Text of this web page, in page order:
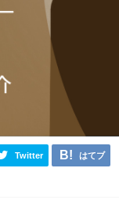
Twitter はてブ